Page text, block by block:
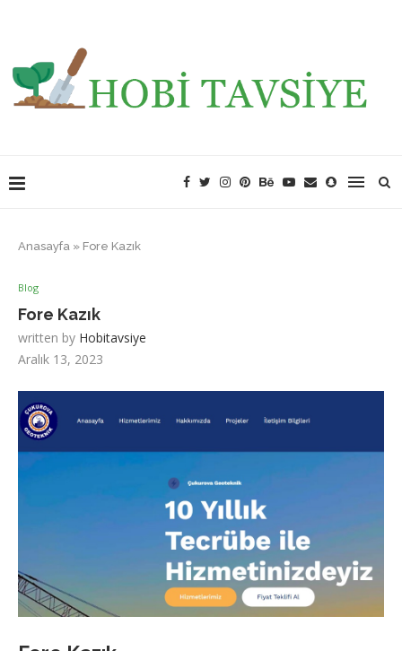
Anasayfa » Fore Kazık
Blog
Fore Kazık
written by Hobitavsiye
Aralık 13, 2023